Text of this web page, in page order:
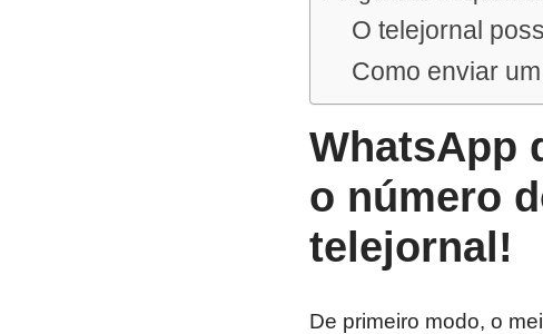
O telejornal
Como enviar
WhatsApp
o número
telejornal!
De primeiro modo, o